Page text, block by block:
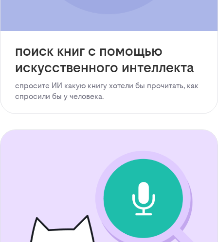
поиск книг с помощью
искусственного интеллекта
спросите ИИ какую книгу хотели бы прочитать, как
спросили бы у человека.